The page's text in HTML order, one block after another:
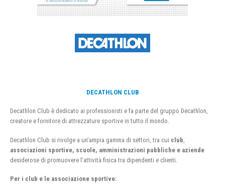
DECATHLON CLUB
Decathlon Club è dedicato ai professionisti e fa parte del gruppo Decathlon,
creatore e fornitore di attrezzature sportive in tutto il mondo.
Decathlon Club si rivolge a un’ampia gamma di settori, tra cui club
associazioni sportive, scuole, amministrazioni pubbliche e aziende
desiderose di promuovere l’attività fisica tra dipendenti e clienti.
Per i club e le associazione sportive: